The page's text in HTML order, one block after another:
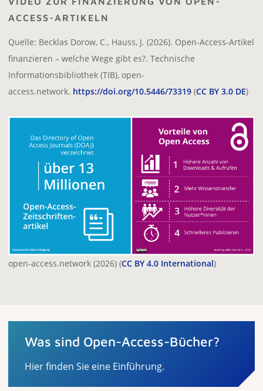
ACCESS-ARTIKELN
Quelle: Becklas Dorow, C., Hauss, J. (2026). Open-Access-Artikel
finanzieren – welche Wege gibt es?. Technische
Informationsbibliothek (TIB), open-
access.network. https://doi.org/10.5446/73319 (CC BY 3.0 DE)
open-access.network (2026) (CC BY 4.0 International)
Was sind Open-Access-Bücher?
Hier finden Sie eine Einführung.